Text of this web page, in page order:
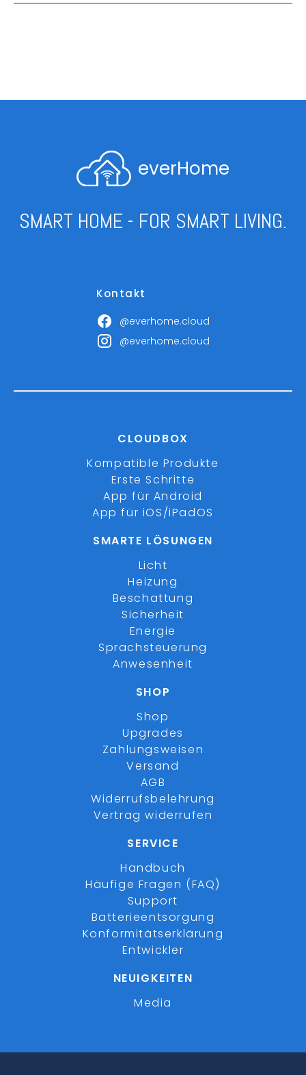
everHome
SMART HOME - FOR SMART LIVING.
Kontakt
@everhome.cloud
@everhome.cloud
CLOUDBOX
Kompatible Produkte
Erste Schritte
App für Android
App für iOS/iPadOS
SMARTE LÖSUNGEN
Licht
Heizung
Beschattung
Sicherheit
Energie
Sprachsteuerung
Anwesenheit
SHOP
Shop
Upgrades
Zahlungsweisen
Versand
AGB
Widerrufsbelehrung
Vertrag widerrufen
SERVICE
Handbuch
Häufige Fragen (FAQ)
Support
Batterieentsorgung
Konformitätserklärung
Entwickler
NEUIGKEITEN
Media